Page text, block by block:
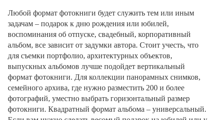
Любой формат фотокниги будет служить тем или иным
задачам – подарок к дню рождения или юбилей,
воспоминания об отпуске, свадебный, корпоративный
альбом, все зависит от задумки автора. Стоит учесть, что
для съемки портфолио, архитектурных объектов,
выпускных альбомов лучше подойдет вертикальный
формат фотокниги. Для коллекции панорамных снимков,
семейного архива, где нужно разместить 200 и более
фотографий, уместно выбрать горизонтальный размер
фотокниги. Квадратный формат альбома – универсальный.